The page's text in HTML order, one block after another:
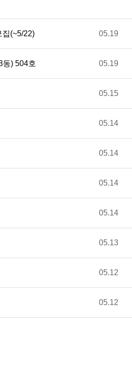
집(~5/22) 05.19
동) 504호 05.19
05.15
05.14
05.14
05.14
05.14
05.13
05.12
05.12